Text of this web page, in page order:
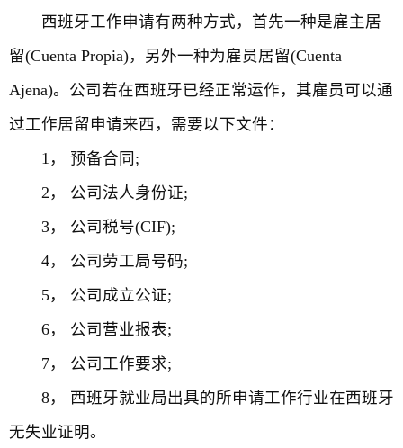
西班牙工作申请有两种方式，首先一种是雇主居
留(Cuenta Propia)，另外一种为雇员居留(Cuenta
Ajena)。公司若在西班牙已经正常运作，其雇员可以通
过工作居留申请来西，需要以下文件：
1， 预备合同;
2， 公司法人身份证;
3， 公司税号(CIF);
4， 公司劳工局号码;
5， 公司成立公证;
6， 公司营业报表;
7， 公司工作要求;
8， 西班牙就业局出具的所申请工作行业在西班牙
无失业证明。